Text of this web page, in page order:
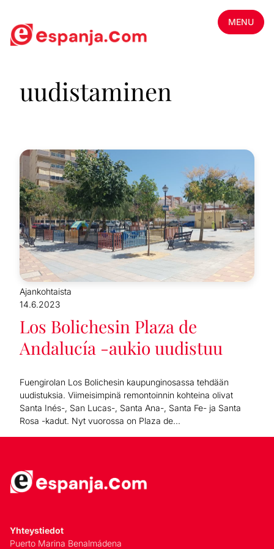
MENU
uudistaminen
Ajankohtaista
14.6.2023
Los Bolichesin Plaza de
Andalucía -aukio uudistuu
Fuengirolan Los Bolichesin kaupunginosassa tehdään
uudistuksia. Viimeisimpinä remontoinnin kohteina olivat
Santa Inés-, San Lucas-, Santa Ana-, Santa Fe- ja Santa
Rosa -kadut. Nyt vuorossa on Plaza de...
Yhteystiedot
Puerto Marina Benalmádena